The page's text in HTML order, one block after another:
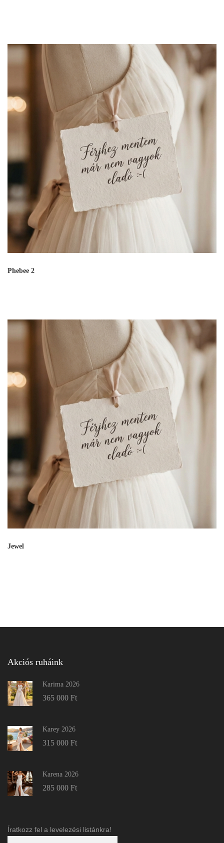
Phebee 2
Jewel
Akciós ruháink
Karima 2026
365 000 Ft
Karey 2026
315 000 Ft
Karena 2026
285 000 Ft
Íratkozz fel a levelezési listánkra!